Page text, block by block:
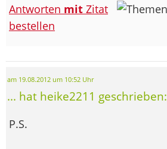
Antworten mit Zitat
bestellen
am 19.08.2012 um 10:52 Uhr
... hat heike2211 geschrieben:
P.S.